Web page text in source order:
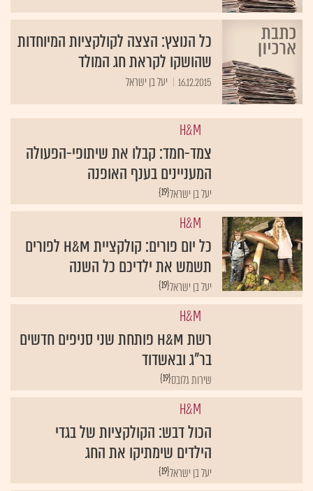
כל הנוצץ: הצצה לקולקציות המיוחדות
שהושקו לקראת חג המולד
16.12.2015 יעל בן ישראל
H&M
צמד-חמד: קבלו את שיתופי-הפעולה
המעניינים בענף האופנה
{19}יעל בן ישראל
H&M
כל יום פורים: קולקציית H&M לפורים
תשמש את ילדיכם כל השנה
{19}יעל בן ישראל
H&M
רשת H&M פותחת שני סניפים חדשים
בר"ג ובאשדוד
{19}שירות גלובס
H&M
הכול דבש: הקולקציות של בגדי
הילדים שימתיקו את החג
{19}יעל בן ישראל